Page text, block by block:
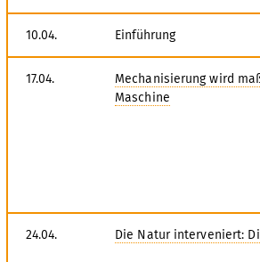
10.04. Einführung
17.04.
Mechanisierung wird
Maschine
24.04. Die Natur interveniert: